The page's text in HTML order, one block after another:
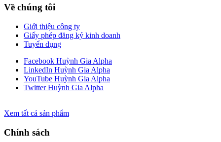
Về chúng tôi
Giới thiệu công ty
Giấy phép đăng ký kinh doanh
Tuyển dụng
Facebook Huỳnh Gia Alpha
LinkedIn Huỳnh Gia Alpha
YouTube Huỳnh Gia Alpha
Twitter Huỳnh Gia Alpha
Xem tất cả sản phẩm
Chính sách